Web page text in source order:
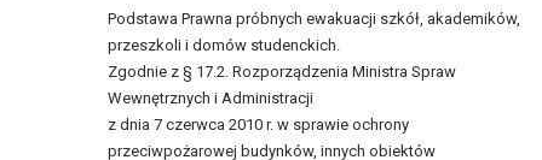
Podstawa Prawna próbnych ewakuacji szkół, akademików,
przeszkoli i domów studenckich.
Zgodnie z § 17.2. Rozporządzenia Ministra Spraw
Wewnętrznych i Administracji
z dnia 7 czerwca 2010 r. w sprawie ochrony
przeciwpożarowej budynków, innych obiektów